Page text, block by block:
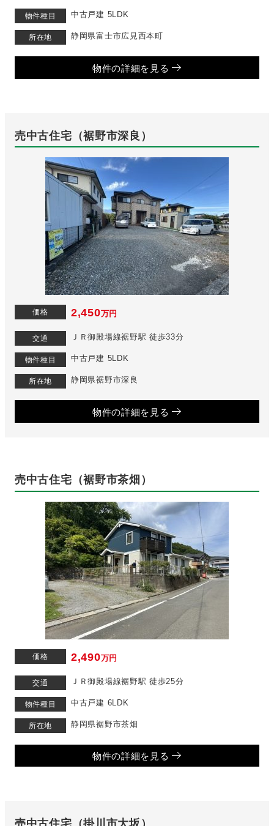
物件種目 中古戸建 5LDK
所在地 静岡県富士市広見西本町
物件の詳細を見る
売中古住宅（裾野市深良）
価格 2,450万円
交通 ＪＲ御殿場線裾野駅 徒歩33分
物件種目 中古戸建 5LDK
所在地 静岡県裾野市深良
物件の詳細を見る
売中古住宅（裾野市茶畑）
価格 2,490万円
交通 ＪＲ御殿場線裾野駅 徒歩25分
物件種目 中古戸建 6LDK
所在地 静岡県裾野市茶畑
物件の詳細を見る